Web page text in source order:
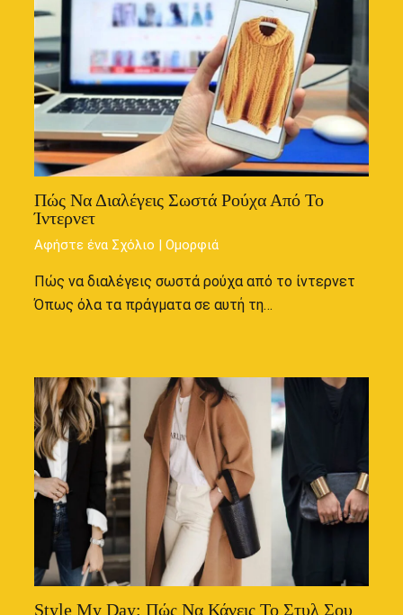
Πώς Να Διαλέγεις Σωστά Ρούχα Από Το
Ίντερνετ
Αφήστε ένα Σχόλιο |Ομορφιά
Πώς να διαλέγεις σωστά ρούχα από το ίντερνετ
Όπως όλα τα πράγματα σε αυτή τη…
Style My Day: Πώς Να Κάνεις Το Στυλ Σου